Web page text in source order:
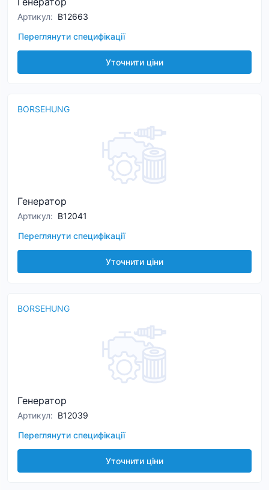
Артикул: B12663
Переглянути специфікації
Уточнити ціни
BORSEHUNG
Генератор
Артикул: B12041
Переглянути специфікації
Уточнити ціни
BORSEHUNG
Генератор
Артикул: B12039
Переглянути специфікації
Уточнити ціни